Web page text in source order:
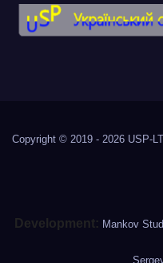
Copyright © 2019 - 2026 USP-
Development: Mankov